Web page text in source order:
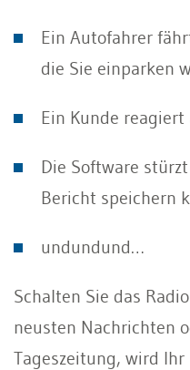
Ein Autofahrer
die Sie einparken
Ein Kunde
Die Software
Bericht speichern
undundund…
Schalten Sie das
neusten Nachrichten
Tageszeitung, wird